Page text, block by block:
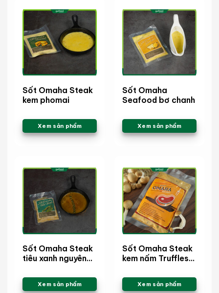
Sốt Omaha Steak
kem phomai
Xem sản phẩm
Sốt Omaha
Seafood bơ chanh
Xem sản phẩm
Sốt Omaha Steak
tiêu xanh nguyên
Xem sản phẩm
Sốt Omaha Steak
kem nấm Truffles
Xem sản phẩm